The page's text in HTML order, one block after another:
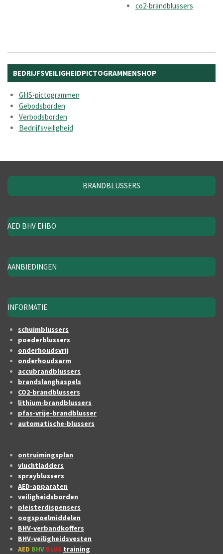
co2-brandblussers
BEDRIJFSVEILIGHEIDPICTOGRAMMENSHOP
GHS-pictogrammen
Gebodsborden
Verbodsborden
Bedrijfsveiligheid
BRANDBLUSSERS
AED BHV EHBO
AANBIEDINGEN
INFORMATIE
schuimblussers
poederblussers
onderhoudsvrij
onderhoudsarm
accubrandblussers
brandslanghaspels
CO2-brandblussers
lithium-brandblussers
pfas-vrije-brandblusser
automatische-blussers
ontruimingsplan
vluchtladders
sprayblussers
AED-apparaten
veiligheidsborden
pleisterdispensers
oogspoelmiddelen
BHV-verbandkoffers
BHV-veiligheidsvesten
AED BHV BLUS training